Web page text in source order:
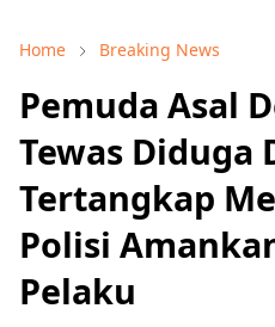
Home Breaking News
Pemuda Asal
Tewas Diduga
Tertangkap
Polisi
Pelaku